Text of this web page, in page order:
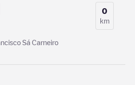
Sá Carneiro
0
km